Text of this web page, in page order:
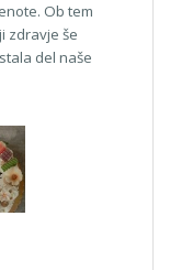
Ob tem
zdravje še
del naše